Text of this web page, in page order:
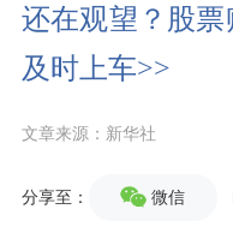
还在观望？股
及时上车>>
文章来源：新华社
分享至： 微信